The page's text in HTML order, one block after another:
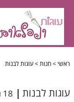
ראשי > חנות > עוגות לבנות
עוגות לבנות 18 תוצאות